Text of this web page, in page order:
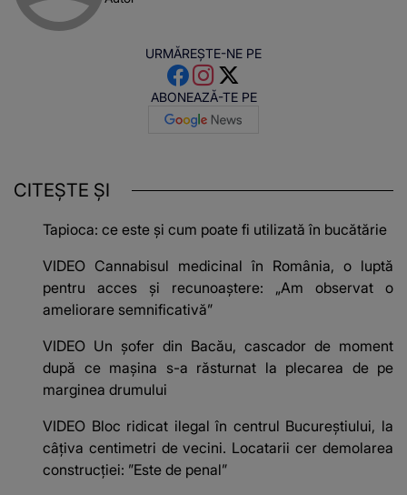
URMĂREȘTE-NE PE
ABONEAZĂ-TE PE
CITEȘTE ȘI
Tapioca: ce este și cum poate fi utilizată în bucătărie
VIDEO Cannabisul medicinal în România, o luptă
pentru acces și recunoaștere: „Am observat o
ameliorare semnificativă”
VIDEO Un șofer din Bacău, cascador de moment
după ce mașina s-a răsturnat la plecarea de pe
marginea drumului
VIDEO Bloc ridicat ilegal în centrul Bucureștiului, la
câțiva centimetri de vecini. Locatarii cer demolarea
construcției: ”Este de penal”